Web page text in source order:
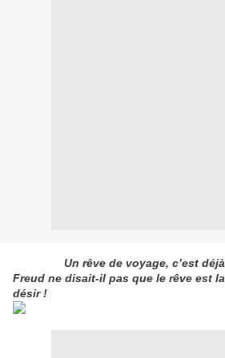
Un rêve de voyage, c’est déjà
Freud ne disait-il pas que le rêve est
désir !